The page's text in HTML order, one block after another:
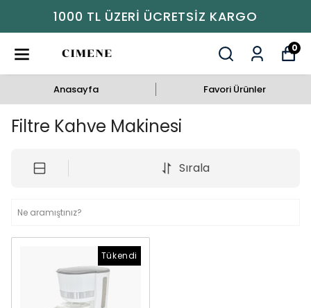
1000 TL ÜZERI ÜCRETSIZ KARGO
0
Anasayfa Favori Ürünler
Filtre Kahve Makinesi
Sırala
Tükendi